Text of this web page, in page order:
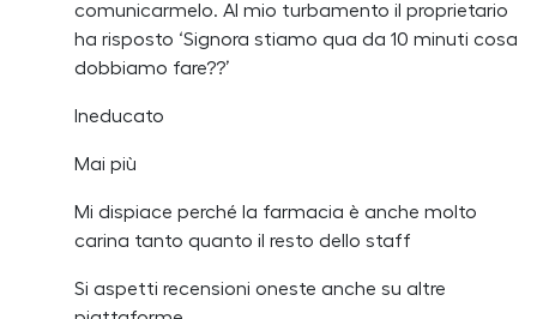
comunicarmelo. Al mio turbamento il proprietario
ha risposto ‘Signora stiamo qua da 10 minuti cosa
dobbiamo fare??’
Ineducato
Mai più
Mi dispiace perché la farmacia è anche molto
carina tanto quanto il resto dello staff
Si aspetti recensioni oneste anche su altre